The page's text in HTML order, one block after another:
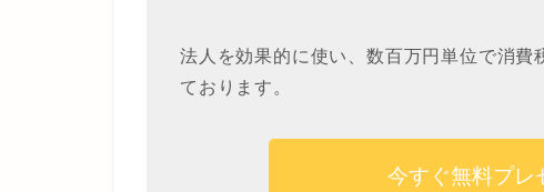
法人を効果的に使い、数百万円単位で消
ております。
今すぐ無料プレ